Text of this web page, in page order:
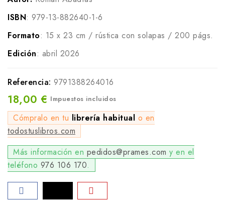
ISBN: 979-13-882640-1-6
Formato: 15 x 23 cm / rústica con solapas / 200 págs.
Edición: abril 2026
Referencia: 9791388264016
18,00 € Impuestos incluidos
Cómpralo en tu librería habitual o en
todostuslibros.com
Más información en pedidos@prames.com y en el
teléfono 976 106 170.